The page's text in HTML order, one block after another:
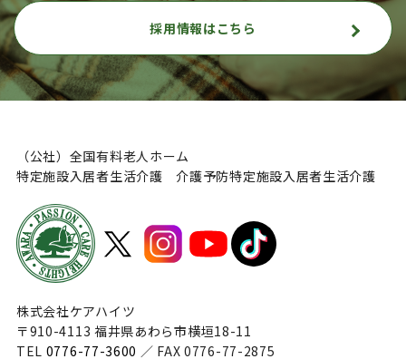
採用情報はこちら
（公社）全国有料老人ホーム
特定施設入居者生活介護 介護予防特定施設入居者生活介護
株式会社ケアハイツ
〒910-4113 福井県あわら市横垣18-11
TEL 0776-77-3600 ／ FAX 0776-77-2875